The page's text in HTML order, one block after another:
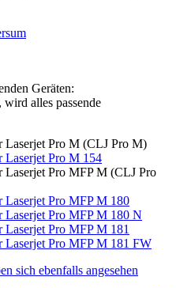
Geräten:
alles passende
Laserjet Pro M (CLJ Pro M)
Laserjet Pro M 154
Pro MFP M (CLJ Pro
Pro MFP M 180
Pro MFP M 180 N
Pro MFP M 181
Pro MFP M 181 FW
sich ebenfalls angesehen